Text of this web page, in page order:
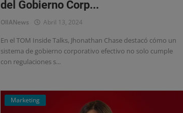
del Gobierno Corp...
OlIANews Abril 13, 2024
En el TOM Inside Talks, Jhonathan Chase destacó cómo un
sistema de gobierno corporativo efectivo no solo cumple
con regulaciones s...
Marketing